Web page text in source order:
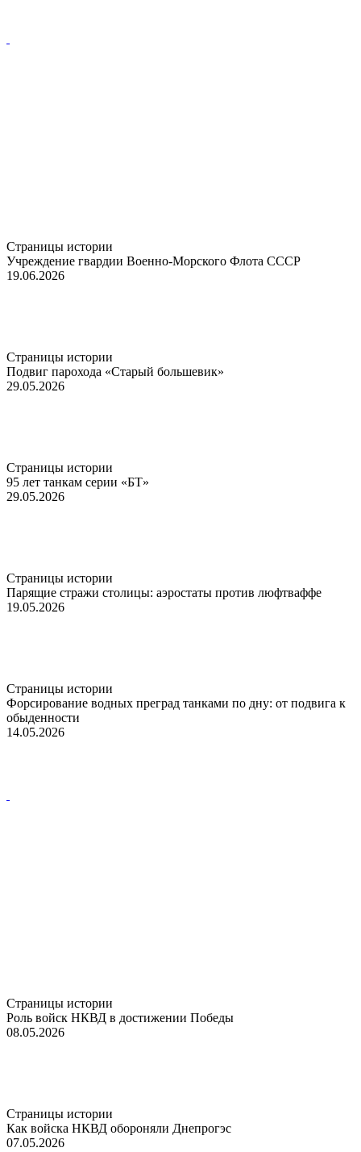
Страницы истории
Учреждение гвардии Военно-Морского Флота СССР
19.06.2026
Страницы истории
Подвиг парохода «Старый большевик»
29.05.2026
Страницы истории
95 лет танкам серии «БТ»
29.05.2026
Страницы истории
Парящие стражи столицы: аэростаты против люфтваффе
19.05.2026
Страницы истории
Форсирование водных преград танками по дну: от подвига к
обыденности
14.05.2026
Страницы истории
Роль войск НКВД в достижении Победы
08.05.2026
Страницы истории
Как войска НКВД обороняли Днепрогэс
07.05.2026